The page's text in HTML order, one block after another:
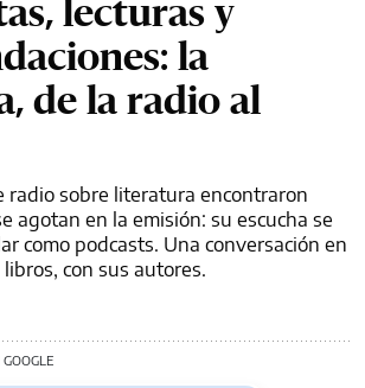
lecturas y
la
de la radio al
radio sobre literatura encontraron
agotan en la emisión: su escucha se
como podcasts. Una conversación en
con sus autores.